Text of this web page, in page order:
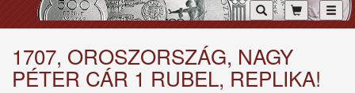
1707, OROSZORSZÁG, NAGY
PÉTER CÁR 1 RUBEL, REPLIKA!